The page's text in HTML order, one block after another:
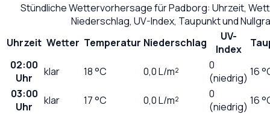
Stündliche Wettervorhersage fürPadborg: Uhrzeit,
Niederschlag, UV-Index, Taupunkt und
Uhrzeit Wetter Temperatur Niederschlag
UV-
Index
02:00
Uhr
klar 18°C 0,0L/m²
0
(niedrig) 16
03:00
Uhr
klar 17°C 0,0L/m²
0
(niedrig) 16